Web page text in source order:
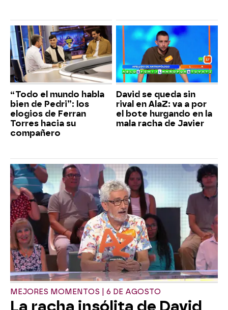
“Todo el mundo habla
bien de Pedri”: los
elogios de Ferran
Torres hacia su
compañero
David se queda sin
rival en AlaZ: va a por
el bote hurgando en la
mala racha de Javier
MEJORES MOMENTOS | 6 DE AGOSTO
La racha insólita de David